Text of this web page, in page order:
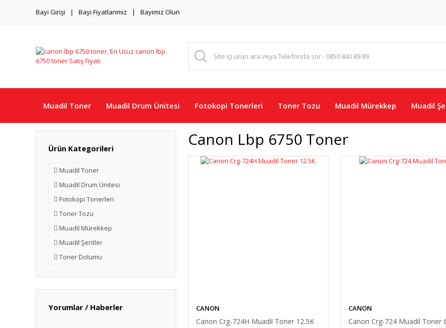
Bayi Girişi Bayi Fiyatlarımız Bayimiz Olun
Muadil Toner Muadil Drum Ünitesi Fotokopi Tonerleri Toner Tozu Muadil Mürekkep Muadil
Ürün Kategorileri
Muadil Toner
Muadil Drum Ünitesi
Fotokopi Tonerleri
Toner Tozu
Muadil Mürekkep
Muadil Şeritler
Toner Dolumu
Yorumlar / Haberler
Canon Lbp 6750 Toner
CANON
Canon Crg-724H Muadil Toner 12.5K
CANON
Canon Crg-724 Muadil Toner